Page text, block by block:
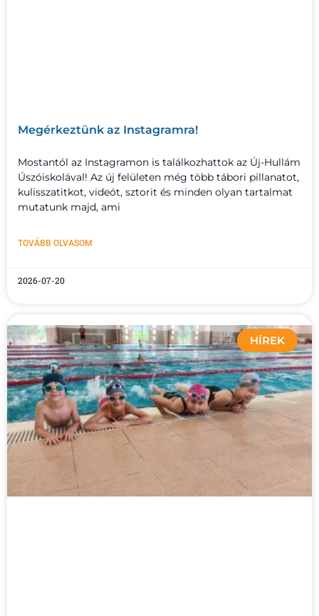
Megérkeztünk az Instagramra!
Mostantól az Instagramon is találkozhattok az Új-Hullám
Úszóiskolával! Az új felületen még több tábori pillanatot,
kulisszatitkot, videót, sztorit és minden olyan tartalmat
mutatunk majd, ami
TOVÁBB OLVASOM
2026-07-20
HÍREK